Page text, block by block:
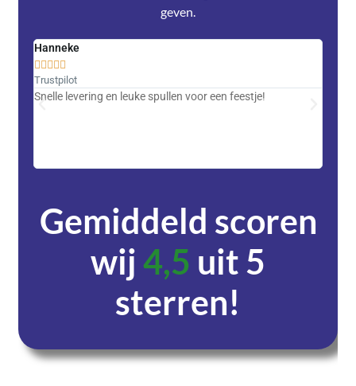
geven.
Hanneke
    
Trustpilot
Snelle levering en leuke spullen voor een feestje!
Gemiddeld scoren
wij4,5 uit 5
sterren!